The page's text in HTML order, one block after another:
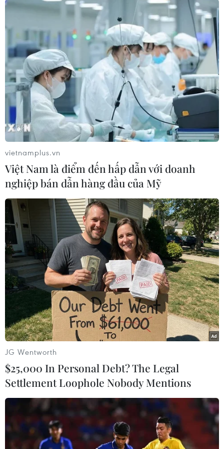
#Malaysia #Vịnh Hạ Long
#Khinh khí cầu
#Bầu chọn
#Du khách Malaysia Việt Nam
Theo dõi VietnamPlus
TIN CÙNG CHUYÊN MỤC
Khám phá vẻ đẹp Văn Miếu-Quốc Tử
Giám qua 120 tác phẩm nghệ thuật
đa chất liệu
08/08/2026 11:27
Thánh đường Emir
Abdelkader - biểu tượng văn hóa,
tôn giáo của Constantine
08/08/2026 08:35
Trưng bày sách, báo, ảnh khắc họa
chân dung người chiến sỹ Công an
Thủ đô
08/08/2026 02:52
66 đoàn võ thuật lần đầu tiên
vietnamplus.vn
Việt Nam là điểm đến hấp dẫn với doanh
nghiệp bán dẫn hàng đầu của Mỹ
JG Wentworth
$25,000 In Personal Debt? The Legal
Settlement Loophole Nobody Mentions